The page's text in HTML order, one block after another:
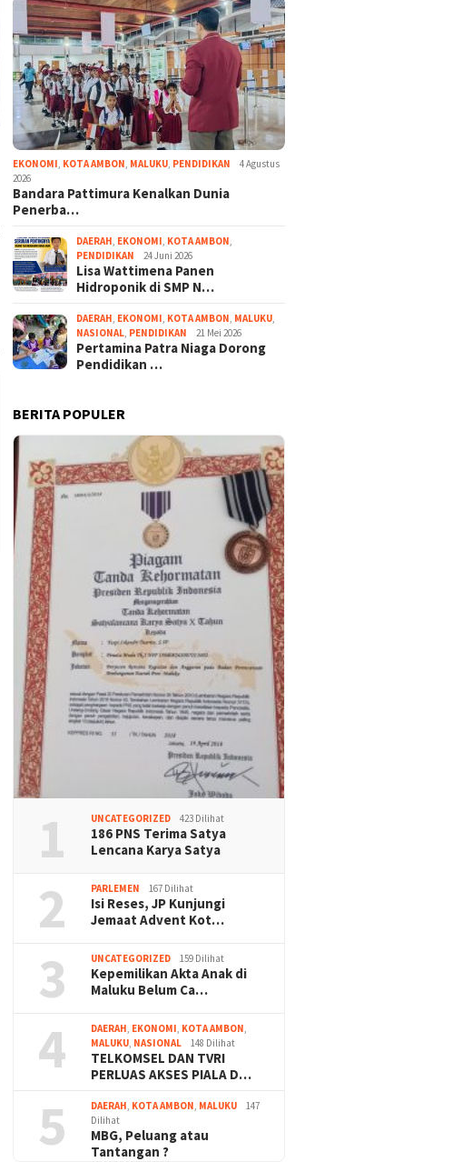
EKONOMI, KOTA AMBON, MALUKU, PENDIDIKAN
4 Agustus
2026
Bandara Pattimura Kenalkan Dunia
Penerba…
DAERAH, EKONOMI, KOTA AMBON,
PENDIDIKAN
24 Juni 2026
Lisa Wattimena Panen
Hidroponik di SMP N…
DAERAH, EKONOMI, KOTA AMBON, MALUKU,
NASIONAL, PENDIDIKAN 21 Mei 2026
Pertamina Patra Niaga Dorong
Pendidikan …
BERITA POPULER
1 UNCATEGORIZED 423 Dilihat
186 PNS Terima Satya
Lencana Karya Satya
2 PARLEMEN 167 Dilihat
Isi Reses, JP Kunjungi
Jemaat Advent Kot…
3 UNCATEGORIZED 159 Dilihat
Kepemilikan Akta Anak di
Maluku Belum Ca…
4 DAERAH, EKONOMI, KOTA AMBON,
MALUKU, NASIONAL 148 Dilihat
TELKOMSEL DAN TVRI
PERLUAS AKSES PIALA D…
5 DAERAH, KOTA AMBON, MALUKU
147
Dilihat
MBG, Peluang atau
Tantangan ?